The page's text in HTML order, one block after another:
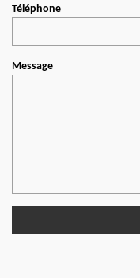
Téléphone
Message